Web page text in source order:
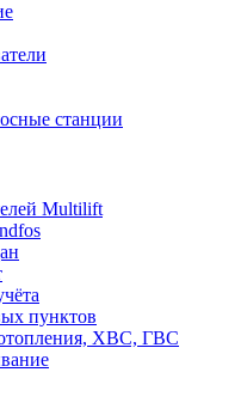
станции
Multilift
пунктов
отопления, ХВС, ГВС